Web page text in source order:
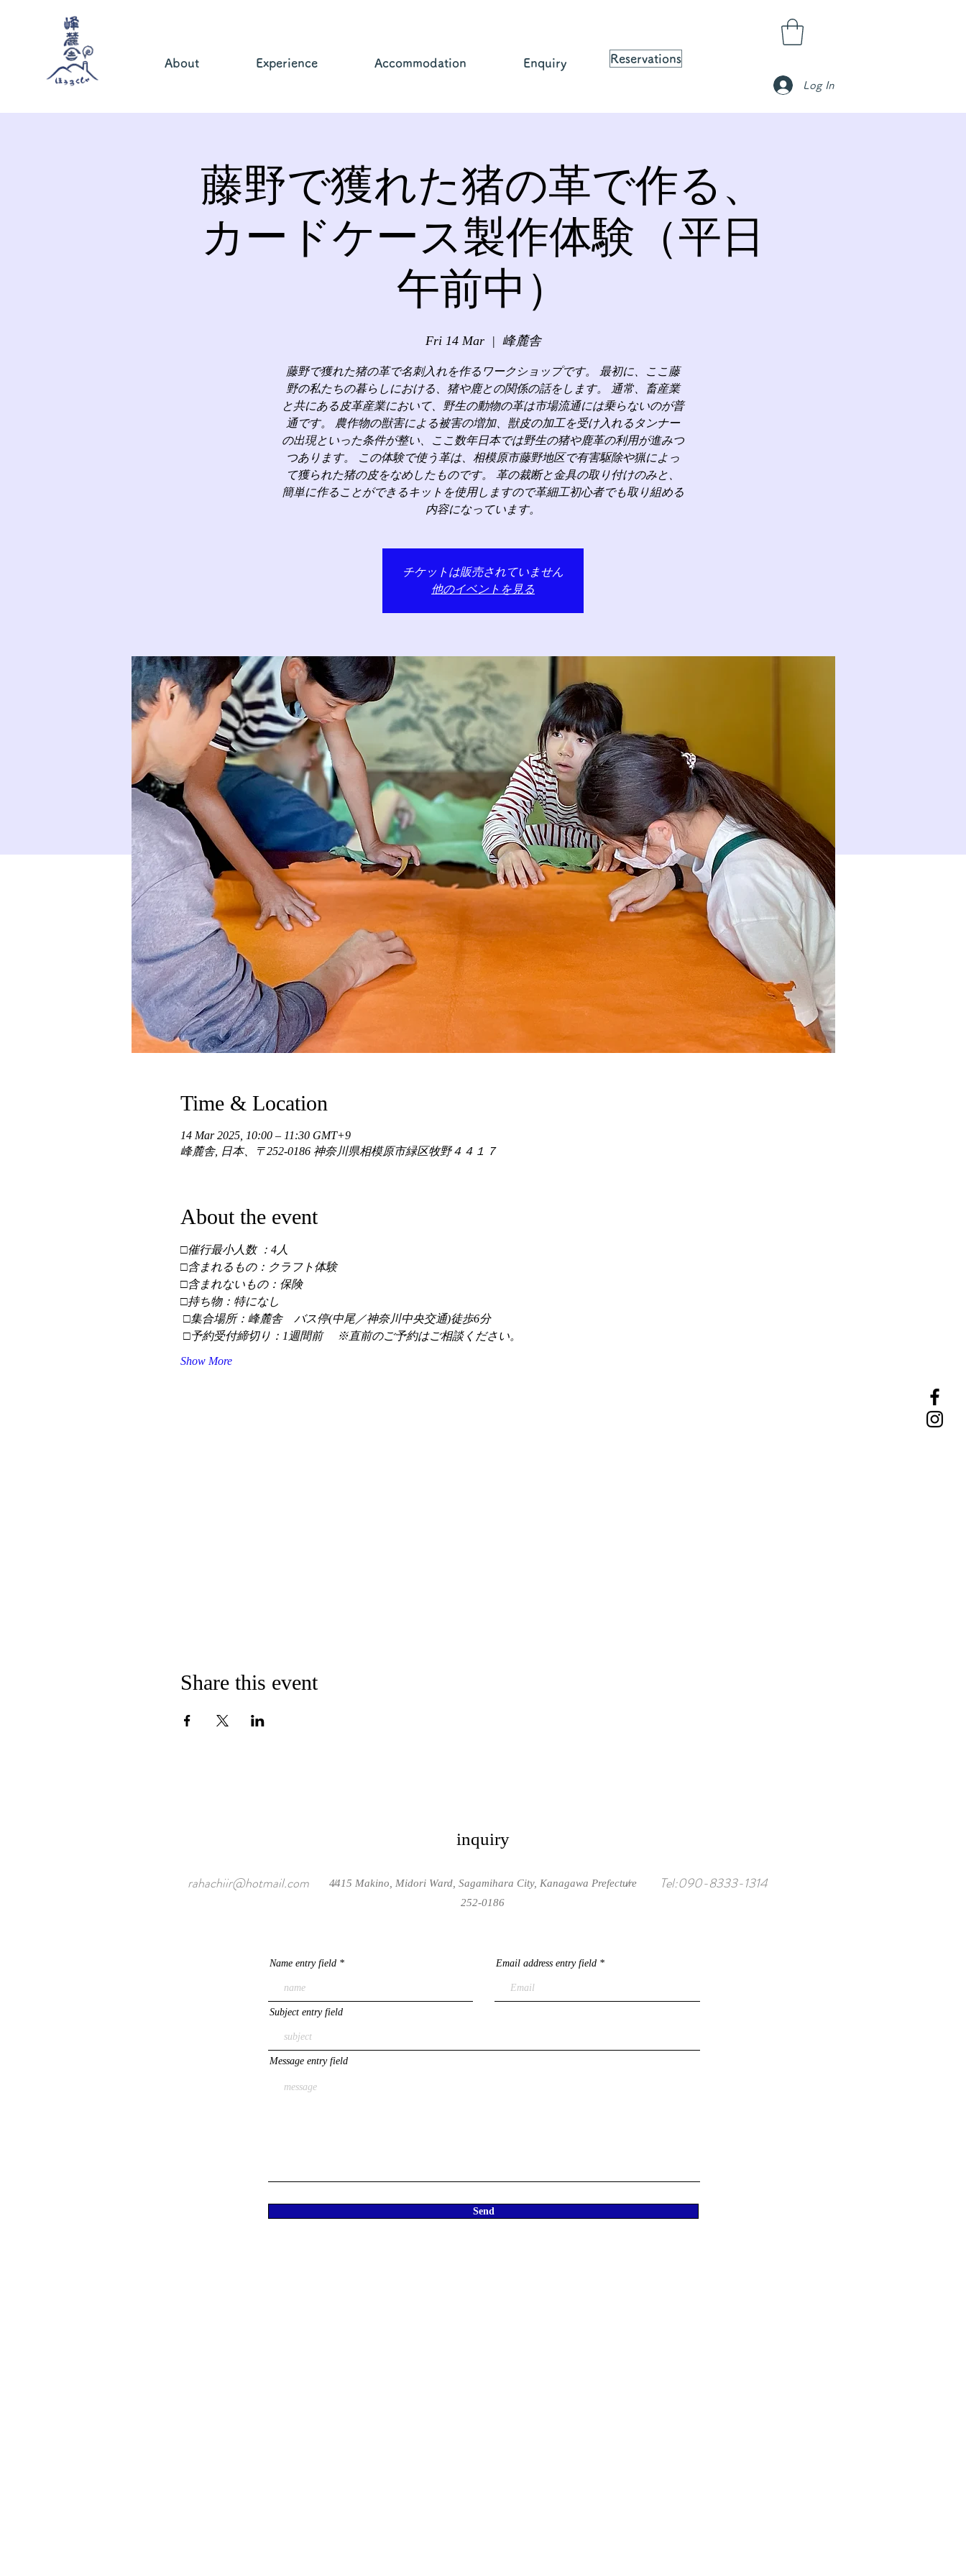
About Experience Accommodation Enquiry Reservations
Log In
藤野で獲れた猪の革で作る、
カードケース製作体験（平日
午前中）
Fri 14 Mar
  |
峰麓舎
藤野で獲れた猪の革で名刺入れを作るワークショップです。 最初に、ここ藤
野の私たちの暮らしにおける、猪や鹿との関係の話をします。 通常、畜産業
と共にある皮革産業において、野生の動物の革は市場流通には乗らないのが普
通です。 農作物の獣害による被害の増加、獣皮の加工を受け入れるタンナー
の出現といった条件が整い、ここ数年日本では野生の猪や鹿革の利用が進みつ
つあります。 この体験で使う革は、相模原市藤野地区で有害駆除や猟によっ
て獲られた猪の皮をなめしたものです。 革の裁断と金具の取り付けのみと、
簡単に作ることができるキットを使用しますので革細工初心者でも取り組める
内容になっています。
チケットは販売されていません
他のイベントを見る
Time & Location
14 Mar 2025, 10:00 – 11:30 GMT+9
峰麓舎, 日本、〒252-0186 神奈川県相模原市緑区牧野４４１７
About the event
□催行最小人数 ：4人
□含まれるもの：クラフト体験
□含まれないもの：保険
□持ち物：特になし
□集合場所：峰麓舎　バス停(中尾／神奈川中央交通)徒歩6分
□予約受付締切り：1週間前 　※直前のご予約はご相談ください。
Show More
Share this event
inquiry
rahachiir@hotmail.com /
4415 Makino, Midori Ward, Sagamihara City, Kanagawa Prefecture
252-0186
/ Tel:090-8333-1314
Name entry field Email address entry field
Subject entry field
Message entry field
Send